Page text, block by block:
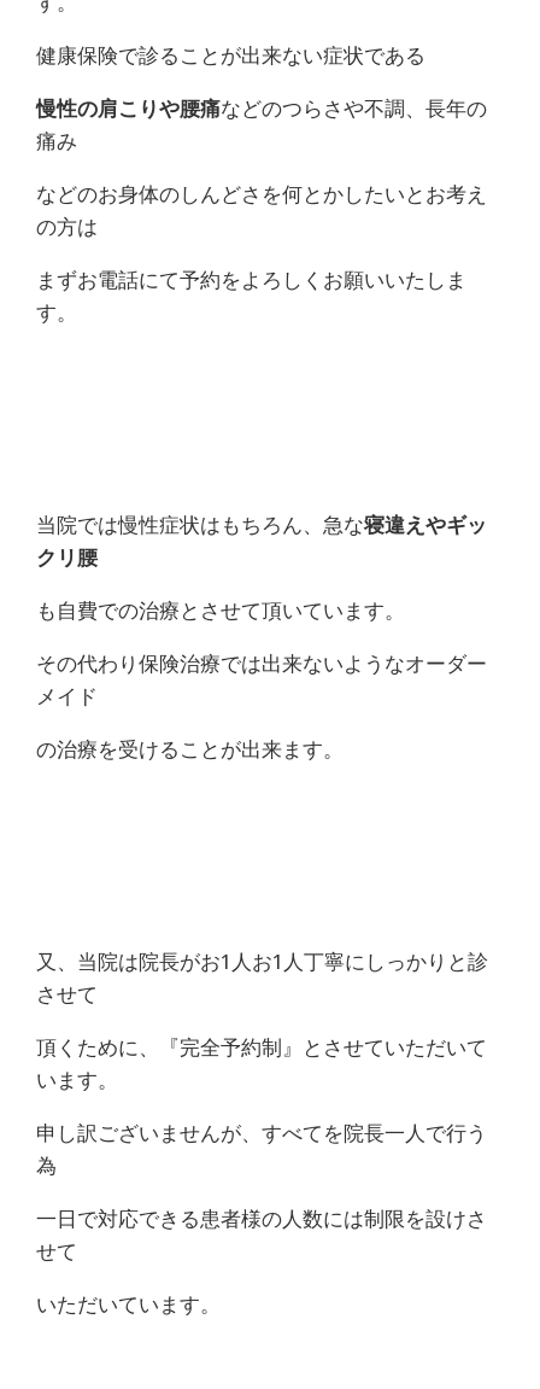
健康保険で診ることが出来ない症状である
慢性の肩こりや腰痛などのつらさや不調、長年の
痛み
などのお身体のしんどさを何とかしたいとお考え
の方は
まずお電話にて予約をよろしくお願いいたしま
す。
当院では慢性症状はもちろん、急な寝違えやギッ
クリ腰
も自費での治療とさせて頂いています。
その代わり保険治療では出来ないようなオーダー
メイド
の治療を受けることが出来ます。
又、当院は院長がお1人お1人丁寧にしっかりと診
させて
頂くために、『完全予約制』とさせていただいて
います。
申し訳ございませんが、すべてを院長一人で行う
為
一日で対応できる患者様の人数には制限を設けさ
せて
いただいています。